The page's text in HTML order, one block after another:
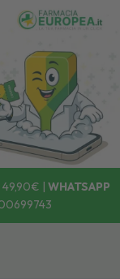
49,90€ | WHATSAPP